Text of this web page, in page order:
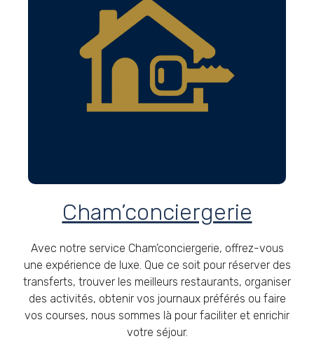
Cham’conciergerie
Avec notre service Cham’conciergerie, offrez-vous
une expérience de luxe. Que ce soit pour réserver des
transferts, trouver les meilleurs restaurants, organiser
des activités, obtenir vos journaux préférés ou faire
vos courses, nous sommes là pour faciliter et enrichir
votre séjour.